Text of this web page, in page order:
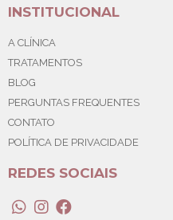
INSTITUCIONAL
A CLÍNICA
TRATAMENTOS
BLOG
PERGUNTAS FREQUENTES
CONTATO
POLÍTICA DE PRIVACIDADE
REDES SOCIAIS